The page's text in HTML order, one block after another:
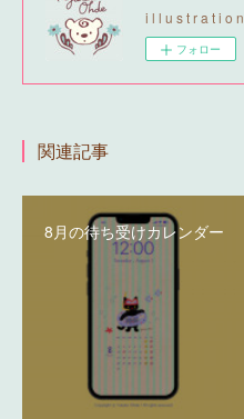
i l l u s t r a t i o n
フォロー
関連記事
8月の待ち受けカレンダー